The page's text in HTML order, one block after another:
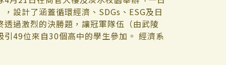
設計了涵蓋循環經濟、SDGs、ESG及日
過激烈的決勝題，讓冠軍隊伍（由武陵
49位來自30個高中的學生參加。 經濟系